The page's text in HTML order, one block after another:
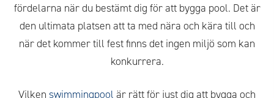
fördelarna när du bestämt dig för att bygga pool. Det är
den ultimata platsen att ta med nära och kära till och
när det kommer till fest finns det ingen miljö som kan
konkurrera.
Vilken swimmingpool är rätt för just dig att bygga och